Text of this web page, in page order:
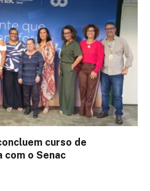
curso de
o Senac